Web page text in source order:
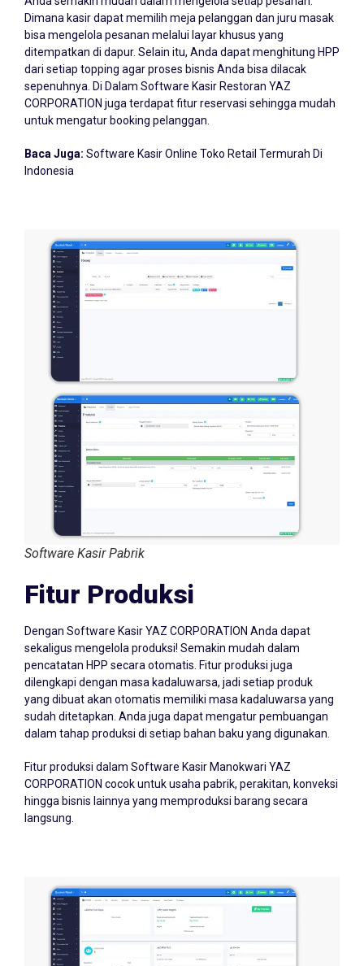
bisa mengelola pesanan melalui layar khusus yang
ditempatkan di dapur. Selain itu, Anda dapat menghitung HPP
dari setiap topping agar proses bisnis Anda bisa dilacak
sepenuhnya. Di Dalam Software Kasir Restoran YAZ
CORPORATION juga terdapat fitur reservasi sehingga mudah
untuk mengatur booking pelanggan.
Indonesia
Software Kasir Pabrik
Fitur Produksi
sekaligus mengelola produksi! Semakin mudah dalam
pencatatan HPP secara otomatis. Fitur produksi juga
dilengkapi dengan masa kadaluwarsa, jadi setiap produk
yang dibuat akan otomatis memiliki masa kadaluwarsa yang
sudah ditetapkan. Anda juga dapat mengatur pembuangan
dalam tahap produksi di setiap bahan baku yang digunakan.
CORPORATION cocok untuk usaha pabrik, perakitan, konveksi
hingga bisnis lainnya yang memproduksi barang secara
langsung.